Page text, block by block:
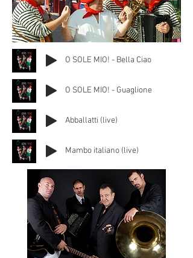
O SOLE MIO! - Bella Ciao
O SOLE MIO! - Guaglione
Abballatti (live)
Mambo italiano (live)